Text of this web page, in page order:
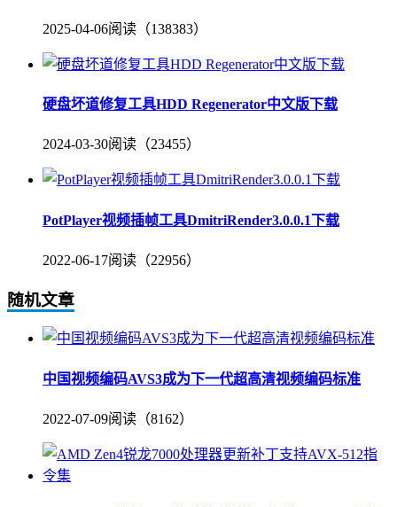
2025-04-06阅读（138383）
硬盘坏道修复工具HDD Regenerator中文版下载
2024-03-30阅读（23455）
PotPlayer视频插帧工具DmitriRender3.0.0.1下载
2022-06-17阅读（22956）
随机文章
中国视频编码AVS3成为下一代超高清视频编码标准
2022-07-09阅读（8162）